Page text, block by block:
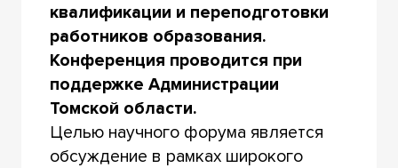
квалификации и переподготовки
работников образования.
Конференция проводится при
поддержке Администрации
Томской области.
Целью научного форума является
обсуждение в рамках широкого